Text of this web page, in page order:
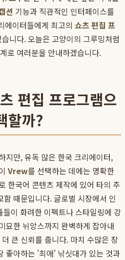
션 기능과 직관적인 인터페이스를
에이터들에게 최고의 쇼츠 편집 프
니다. 오늘은 고양이의 그루밍처럼
로 여러분을 안내하겠습니다.
편집 프로그램으
할까?
지만, 유독 많은 한국 크리에이터,
Vrew를 선택하는 데에는 명확한
한국어 콘텐츠 제작에 있어 타의 추
때문입니다. 글로벌 시장에서 인
이 화려한 이펙트나 스타일링에 강
묘한 뉘앙스까지 완벽하게 잡아내
큰 신뢰를 줍니다. 마치 수많은 장
좋아하는 '최애' 낚싯대가 있는 것과